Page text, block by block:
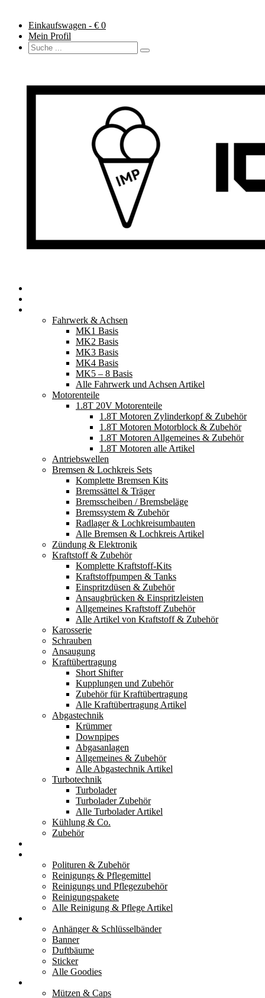
Einkaufswagen - € 0
Mein Profil
Fahrwerk & Achsen
MK1 Basis
MK2 Basis
MK3 Basis
MK4 Basis
MK5 – 8 Basis
Alle Fahrwerk und Achsen Artikel
Motorenteile
1.8T 20V Motorenteile
1.8T Motoren Zylinderkopf & Zubehör
1.8T Motoren Motorblock & Zubehör
1.8T Motoren Allgemeines & Zubehör
1.8T Motoren alle Artikel
Antriebswellen
Bremsen & Lochkreis Sets
Komplette Bremsen Kits
Bremssättel & Träger
Bremsscheiben / Bremsbeläge
Bremssystem & Zubehör
Radlager & Lochkreisumbauten
Alle Bremsen & Lochkreis Artikel
Zündung & Elektronik
Kraftstoff & Zubehör
Komplette Kraftstoff-Kits
Kraftstoffpumpen & Tanks
Einspritzdüsen & Zubehör
Ansaugbrücken & Einspritzleisten
Allgemeines Kraftstoff Zubehör
Alle Artikel von Kraftstoff & Zubehör
Karosserie
Schrauben
Ansaugung
Kraftübertragung
Short Shifter
Kupplungen und Zubehör
Zubehör für Kraftübertragung
Alle Kraftübertragung Artikel
Abgastechnik
Krümmer
Downpipes
Abgasanlagen
Allgemeines & Zubehör
Alle Abgastechnik Artikel
Turbotechnik
Turbolader
Turbolader Zubehör
Alle Turbolader Artikel
Kühlung & Co.
Zubehör
Polituren & Zubehör
Reinigungs & Pflegemittel
Reinigungs und Pflegezubehör
Reinigungspakete
Alle Reinigung & Pflege Artikel
Anhänger & Schlüsselbänder
Banner
Duftbäume
Sticker
Alle Goodies
Mützen & Caps